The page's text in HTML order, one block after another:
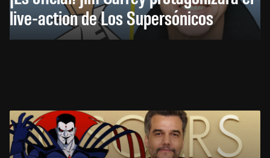
live-action de Los Supersónicos